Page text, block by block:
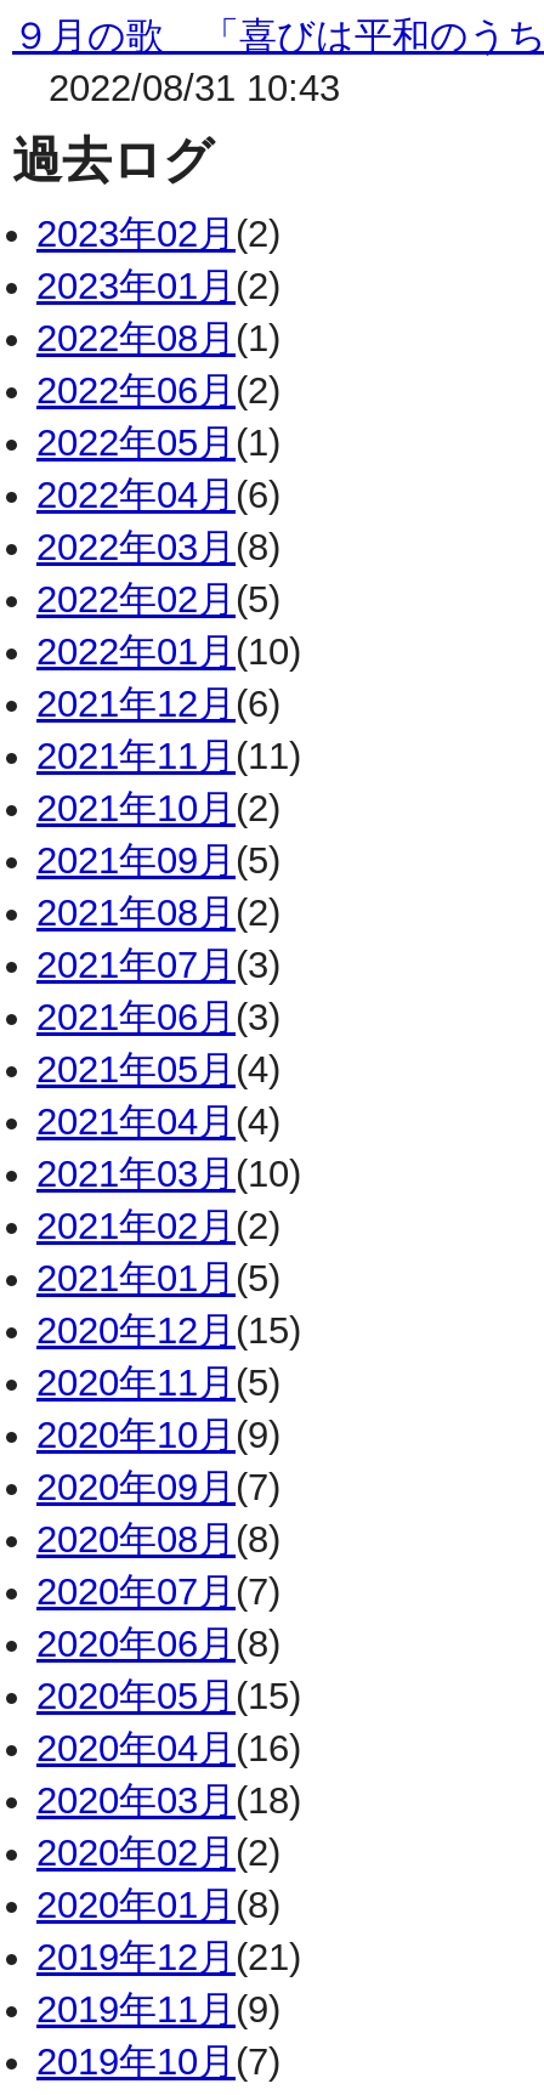
９月の歌 「喜びは平和のう
2022/08/31 10:43
過去ログ
2023年02月 (2)
2023年01月 (2)
2022年08月 (1)
2022年06月 (2)
2022年05月 (1)
2022年04月 (6)
2022年03月 (8)
2022年02月 (5)
2022年01月 (10)
2021年12月 (6)
2021年11月 (11)
2021年10月 (2)
2021年09月 (5)
2021年08月 (2)
2021年07月 (3)
2021年06月 (3)
2021年05月 (4)
2021年04月 (4)
2021年03月 (10)
2021年02月 (2)
2021年01月 (5)
2020年12月 (15)
2020年11月 (5)
2020年10月 (9)
2020年09月 (7)
2020年08月 (8)
2020年07月 (7)
2020年06月 (8)
2020年05月 (15)
2020年04月 (16)
2020年03月 (18)
2020年02月 (2)
2020年01月 (8)
2019年12月 (21)
2019年11月 (9)
2019年10月 (7)